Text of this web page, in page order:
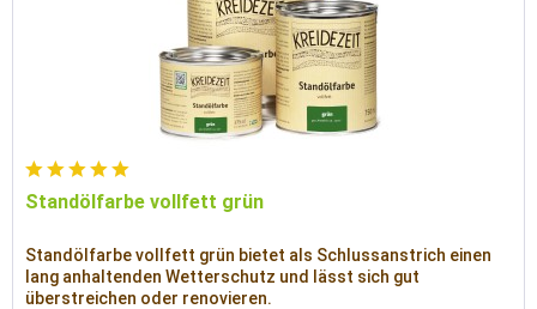
Standölfarbe vollfett grün
Standölfarbe vollfett grün bietet als Schlussanstrich einen
lang anhaltenden Wetterschutz und lässt sich gut
überstreichen oder renovieren.